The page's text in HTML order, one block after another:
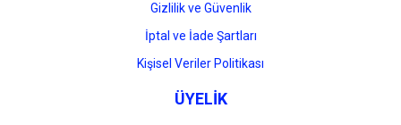
Gizlilik ve Güvenlik
İptal ve İade Şartları
Kişisel Veriler Politikası
ÜYELİK